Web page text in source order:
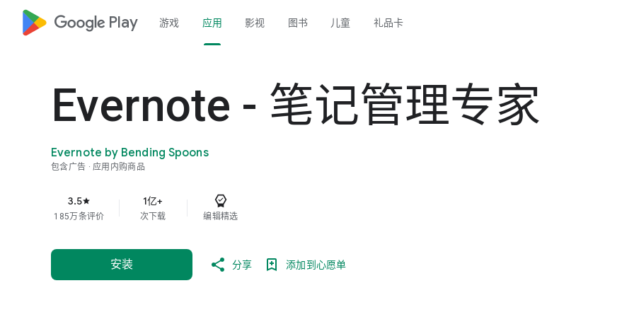
google_logo Play 游戏 应用 影视 图书 儿童 礼品卡
Evernote - 笔记管理专家
Evernote by Bending Spoons
包含广告 应用内购商品
3.5star
185万条评价
1亿+
次下载 编辑精选
安装 分享 添加到心愿单